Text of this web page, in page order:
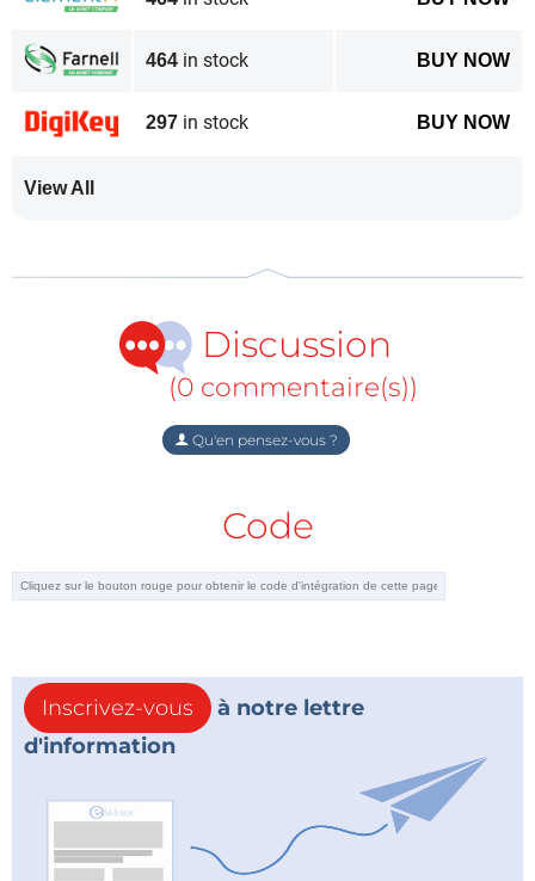
traitement, Sujata Neidig a plus
dans l'industrie des semi-
marché de produits et les efforts de standardisation
NXP dans le Comité de Direction du Partenariat de la
Normalisation de la Connectivité et du Groupe de
Communication, tout en étant la Vice-Présidente de
la Communication du Marketing.
Abonnez-vous au
et vous recevrez
un e-mail dès qu’un nouvel article à ce sujet sera
publié sur notre site web !
464 in stock BUY NOW
297 in stock BUY NOW
View All
Discussion
(0 commentaire(s))
Qu'en pensez-vous ?
Code
Inscrivez-vous
à notre lettre
d'information